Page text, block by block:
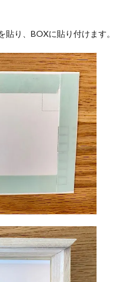
り、BOXに貼り付けます。